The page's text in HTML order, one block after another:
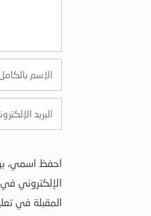
احفظ اسمي،
الإلكتروني
المقبلة في